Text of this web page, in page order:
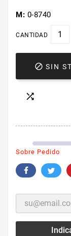
M: 0-8740
CANTIDAD
 SIN

Sobre Pedido